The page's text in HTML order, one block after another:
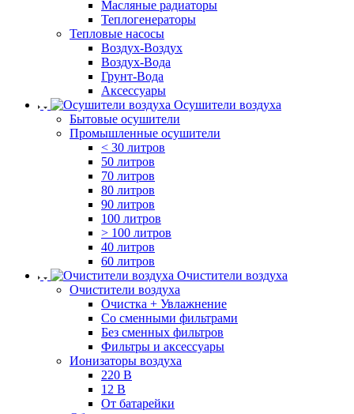
Масляные радиаторы
Теплогенераторы
Тепловые насосы
Воздух-Воздух
Воздух-Вода
Грунт-Вода
Аксессуары
Осушители воздуха
Бытовые осушители
Промышленные осушители
< 30 литров
50 литров
70 литров
80 литров
90 литров
100 литров
> 100 литров
40 литров
60 литров
Очистители воздуха
Очистители воздуха
Очистка + Увлажнение
Cо сменными фильтрами
Без сменных фильтров
Фильтры и аксессуары
Ионизаторы воздуха
220 В
12 В
От батарейки